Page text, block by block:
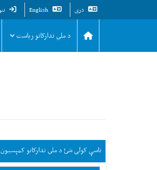
دری English
د ملي تدارکاتو ریاست
تاسې کولی شئ د ملي تدارکاتو کمېسیون